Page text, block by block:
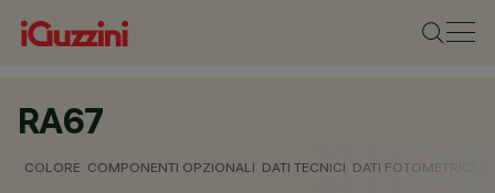
RA67
COLORE COMPONENTI OPZIONALI DATI TECNICI DATI FOTOMETRICI